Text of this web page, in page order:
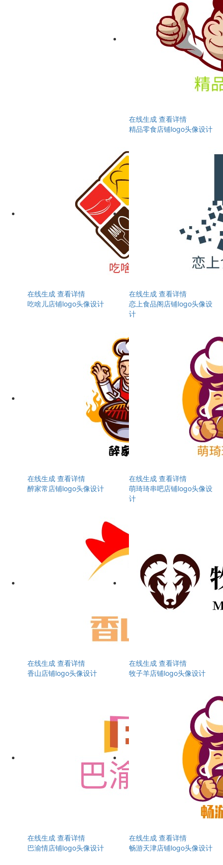
在线生成 查看详情
精品零食店铺logo头像设计
在线生成 查看详情
吃啥儿店铺logo头像设计
在线生成 查看详情
恋上食品阁店铺logo头像设
计
在线生成 查看详情
醉家常店铺logo头像设计
在线生成 查看详情
萌琦琦串吧店铺logo头像设
计
在线生成 查看详情
香山店铺logo头像设计
在线生成 查看详情
牧子羊店铺logo头像设计
在线生成 查看详情
巴渝情店铺logo头像设计
在线生成 查看详情
畅游天津店铺logo头像设计